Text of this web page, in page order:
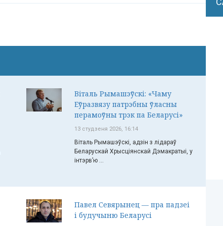
Віталь Рымашэўскі: «Чаму
Еўразвязу патрэбны ўласны
перамоўны трэк па Беларусі»
13 студзеня 2026, 16:14
Віталь Рымашэўскі, адзін з лідараў
Беларускай Хрысціянскай Дэмакратыі, у
інтэрв’ю ...
Павел Севярынец — пра падзеі
і будучыню Беларусі